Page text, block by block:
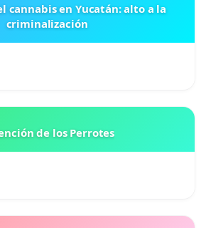
cannabis en Yucatán: alto a la
criminalización
de los Perrotes